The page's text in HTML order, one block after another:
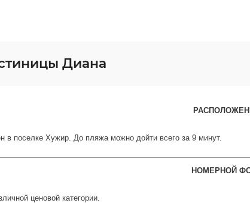
Диана
в поселке Хужир. До пляжа можно дойти всего за 9 минут.
НОМЕРНОЙ
ценовой категории.